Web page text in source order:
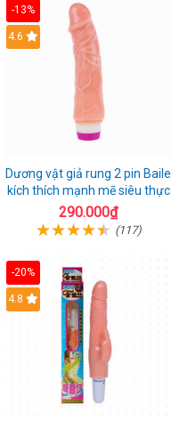
-13%
Hot
4.6
Dương vật giả rung 2 pin Baile
kích thích mạnh mẽ siêu thực
290.000₫
(117)
-20%
Hot
4.8